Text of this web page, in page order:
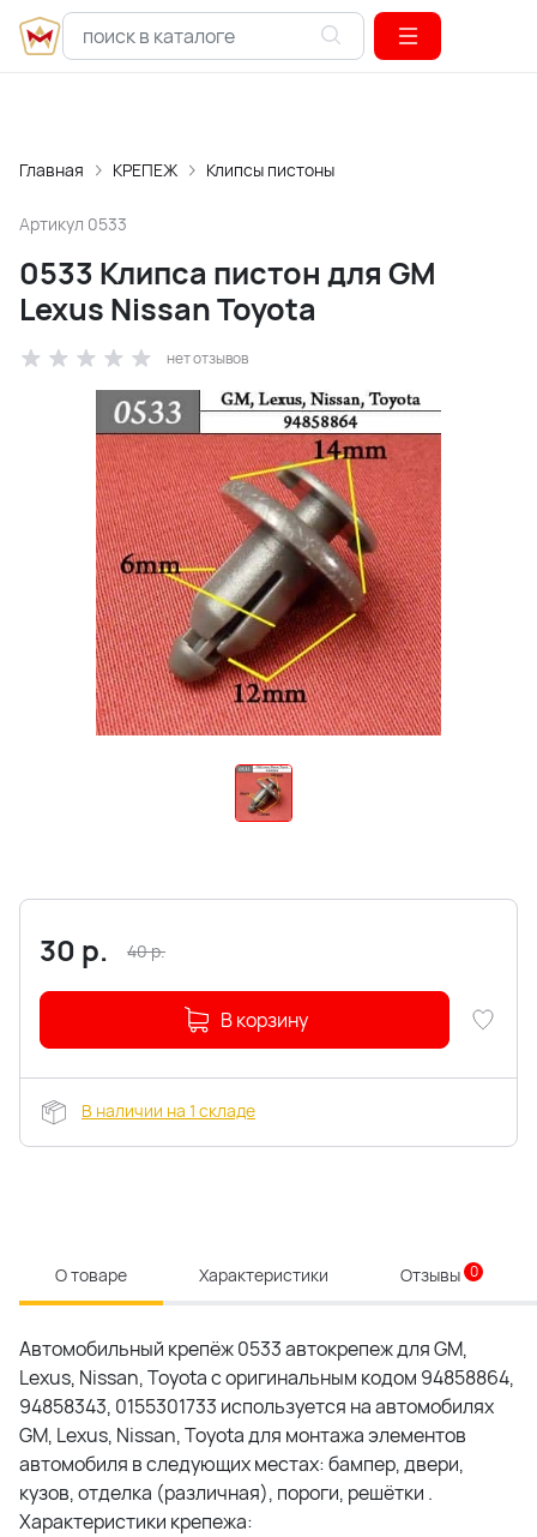
Главная КРЕПЕЖ Клипсы пистоны
Артикул 0533
0533 Клипса пистон для GM
Lexus Nissan Toyota
нет отзывов
30 р. 40р.
В корзину
В наличии на 1 складе
О товаре Характеристики Отзывы 0
Автомобильный крепёж 0533 автокрепеж для GM,
Lexus, Nissan, Toyota c оригинальным кодом 94858864,
94858343, 0155301733 используется на автомобилях
GM, Lexus, Nissan, Toyota для монтажа элементов
автомобиля в следующих местах: бампер, двери,
кузов, отделка (различная), пороги, решётки .
Характеристики крепежа: